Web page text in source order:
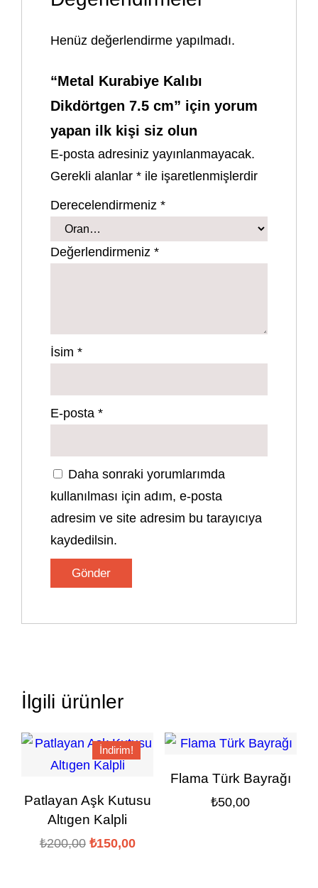
Henüz değerlendirme yapılmadı.
“Metal Kurabiye Kalıbı
Dikdörtgen 7.5 cm” için yorum
yapan ilk kişi siz olun
E-posta adresiniz yayınlanmayacak.
Gerekli alanlar* ile işaretlenmişlerdir
Derecelendirmeniz*
Değerlendirmeniz*
İsim*
E-posta*
Daha sonraki yorumlarımda
kullanılması için adım, e-posta
adresim ve site adresim bu tarayıcıya
kaydedilsin.
İlgili ürünler
İndirim!
Patlayan Aşk Kutusu
Altıgen Kalpli
₺200,00 Orijinal
₺150,00Şu
Flama Türk Bayrağı
₺50,00